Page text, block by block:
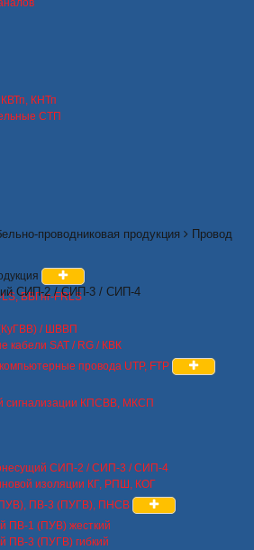
КНТп
СТП
проводниковая продукция Провод
СИП-2 / СИП-3 / СИП-4
ВВГнг-FRLS
/ ШВВП
кабели SAT / RG / КВК
провода UTP, FTP
сигнализации КПСВВ, МКСП
СИП-2 / СИП-3 / СИП-4
изоляции КГ, РПШ, КОГ
ПВ-3 (ПУГВ), ПНСВ
ПВ-1 (ПУВ) жесткий
ПВ-3 (ПУГВ) гибкий